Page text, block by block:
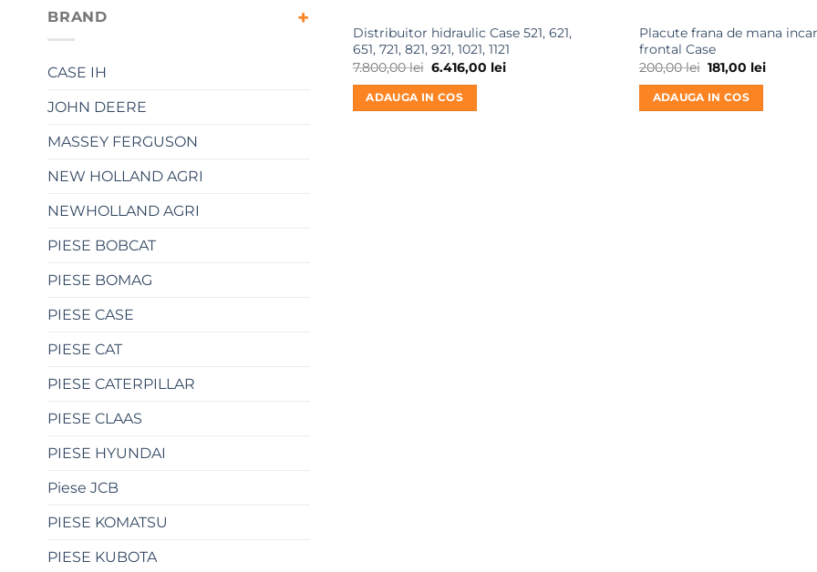
BRAND
CASE IH
JOHN DEERE
MASSEY FERGUSON
NEW HOLLAND AGRI
NEWHOLLAND AGRI
PIESE BOBCAT
PIESE BOMAG
PIESE CASE
PIESE CAT
PIESE CATERPILLAR
PIESE CLAAS
PIESE HYUNDAI
Piese JCB
PIESE KOMATSU
PIESE KUBOTA
Distribuitor hidraulic Case 521, 621,
651, 721, 821, 921, 1021, 1121
7.800,00lei Prețul
a
fost:
6.416,00 leiPrețul
ADAUGA IN COS
Placute frana de mana
frontal Case
200,00lei Prețul
inițial
a
fost:
181,00 leiPrețul
ADAUGA IN COS